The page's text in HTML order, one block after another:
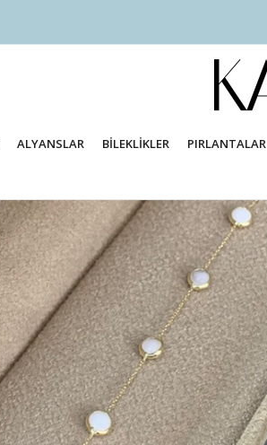
ALYANSLAR BİLEKLİKLER PIRLANTALAR